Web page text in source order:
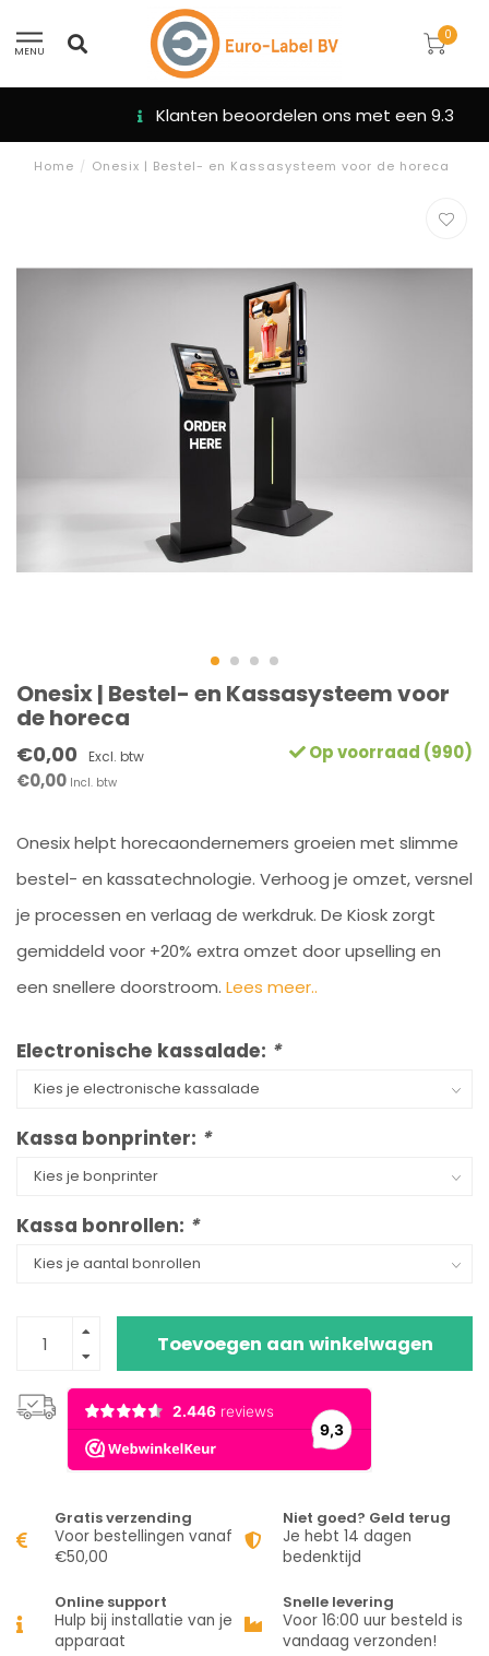
MENU
0
Klanten beoordelen ons met een 9.3
Home / Onesix | Bestel- en Kassasysteem voor de horeca
Onesix | Bestel- en Kassasysteem voor
de horeca
€0,00 Excl. btw
€0,00 Incl. btw
Op voorraad (990)
Onesix helpt horecaondernemers groeien met slimme
bestel- en kassatechnologie. Verhoog je omzet, versnel
je processen en verlaag de werkdruk. De Kiosk zorgt
gemiddeld voor +20% extra omzet door upselling en
een snellere doorstroom. Lees meer..
Electronische kassalade: *
Kassa bonprinter: *
Kassa bonrollen: *
Toevoegen aan winkelwagen
Gratis verzending
Voor bestellingen vanaf
€50,00
Niet goed? Geld terug
Je hebt 14 dagen
bedenktijd
Online support
Hulp bij installatie van je
apparaat
Snelle levering
Voor 16:00 uur besteld is
vandaag verzonden!